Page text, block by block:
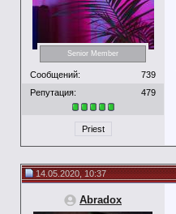
Senior Member
Сообщений:
739
Репутация:
479
Priest
14.05.2020, 10:37
Abradox